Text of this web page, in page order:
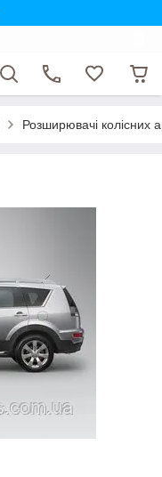
Розширювачі колісних